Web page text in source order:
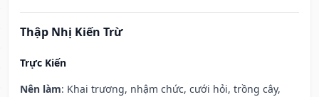
Thập Nhị Kiến Trừ
Trực Kiến
Nên làm: Khai trương, nhậm chức, cưới hỏi, trồng cây,